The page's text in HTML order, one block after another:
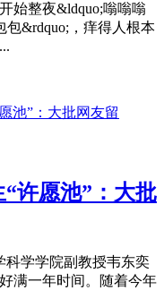
始整夜&ldquo;嗡嗡嗡
包&rdquo;，痒得人根本
许愿池”：大批
科学学院副教授韦东奕
满一年时间。随着今年